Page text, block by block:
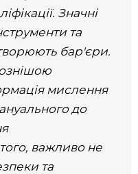
Значні
та
бар'єри.
мислення
до
важливо не
та